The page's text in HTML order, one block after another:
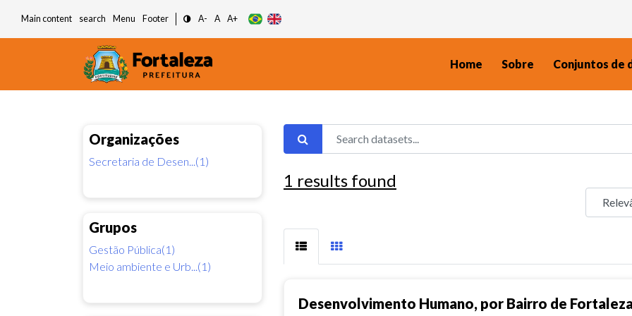
Main content search Menu Footer A- A A+
Home Sobre Conjuntos de
Organizações
Secretaria de Desen...(1)
Grupos
Gestão Pública(1)
Meio ambiente e Urb...(1)
1 results found
Desenvolvimento Humano, por Bairro de